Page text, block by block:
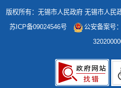
版权所有：无锡市人民政府 无锡市人民
苏ICP备09024546号
公安备案号